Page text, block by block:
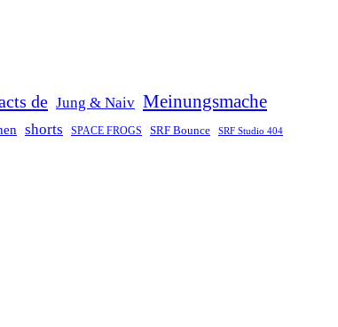
de Jung & Naiv Meinungsmache
shorts SPACE FROGS SRF Bounce SRF Studio 404